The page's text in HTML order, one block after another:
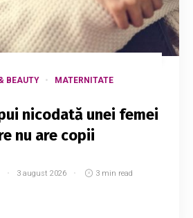
BEAUTY MATERNITATE
nicodată unei femei
nu are copii
3 august 2026 3 min read